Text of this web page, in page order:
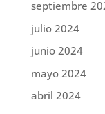
septiembre
julio 2024
junio 2024
mayo 2024
abril 2024